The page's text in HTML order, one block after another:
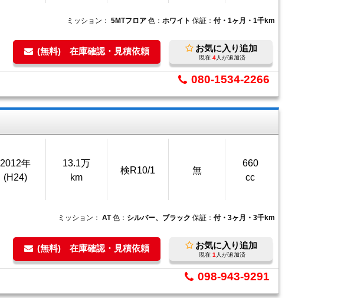
ミッション： 5MTフロア 色： ホワイト 保証： 付・1ヶ月・1千km
(無料) 在庫確認・見積依頼 お気に入り追加
現在 4人が追加済
080-1534-2266
2012年
(H24)
13.1万
km
検R10/1 無
660
cc
ミッション： AT 色： シルバー、ブラック 保証： 付・3ヶ月・3千km
(無料) 在庫確認・見積依頼 お気に入り追加
現在 1 人が追加済
098-943-9291